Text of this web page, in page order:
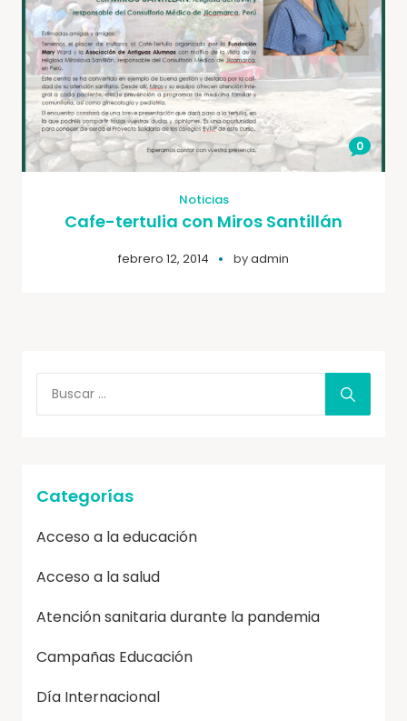
0
Noticias
Cafe-tertulia con Miros Santillán
febrero 12, 2014 byadmin
Categorías
Acceso a la educación
Acceso a la salud
Atención sanitaria durante la pandemia
Campañas Educación
Día Internacional